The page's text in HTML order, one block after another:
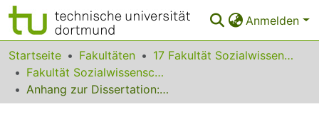
Anmelden
Bereiche & Sammlungen
Das gesamte Repositorium
Startseite Fakultäten
17 Fakultät Sozialwissenschaften
Fakultät Sozialwissenschaften
Anhang zur Dissertation: Erfahrungswissen auf Reisen. Eine ethnographische Untersuchung zum kommunikativen Umgang mit Menschen mit diagnostizierten Autismus-Spektrum-Störungen